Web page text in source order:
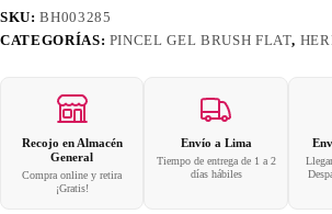
SKU:BH003285
CATEGORÍAS: PINCEL GEL BRUSH FLAT,
Recojo en Almacén
General
Compra online y retira
¡Gratis!
Envío a Lima
Tiempo de entrega de 1 a 2
días hábiles